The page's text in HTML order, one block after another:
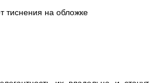
тиснения на обложке